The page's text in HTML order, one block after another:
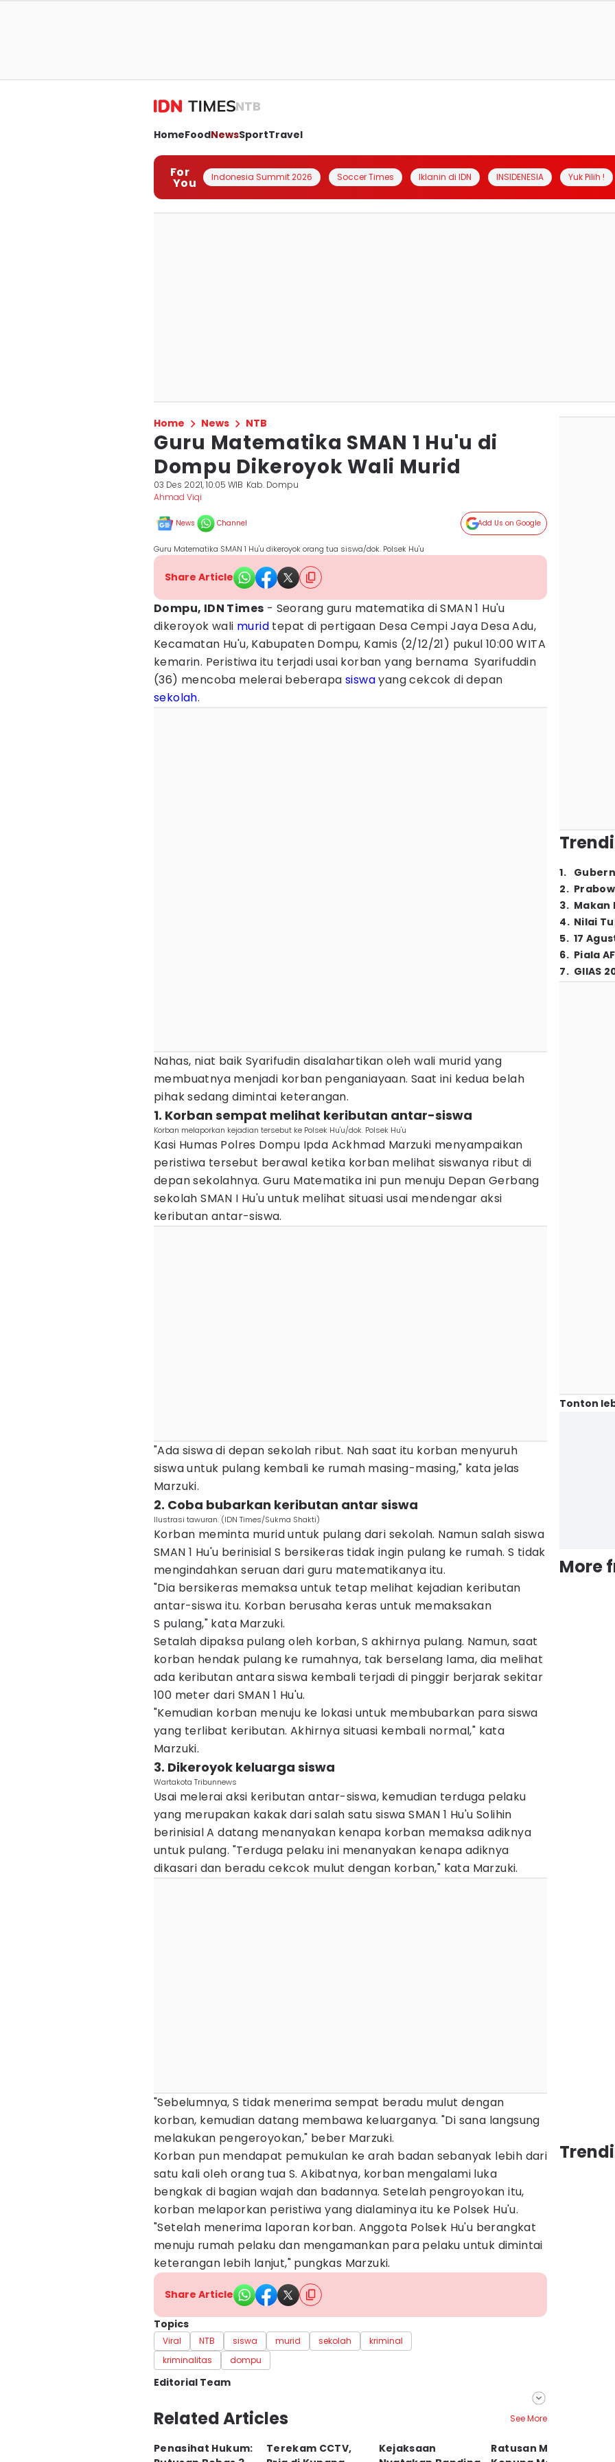
NTB
HomeFoodNewsSportTravel
For
You Indonesia Summit 2026 Soccer Times Iklanin di IDN INSIDENESIA Yuk Pilih !
Home News NTB
Guru Matematika SMAN 1 Hu'u di
Dompu Dikeroyok Wali Murid
03 Des 2021, 10:05 WIB Kab. Dompu
Ahmad Viqi
News Channel Add Us on Google
Guru Matematika SMAN 1 Hu'u dikeroyok orang tua siswa/dok. Polsek Hu'u
Share Article
Dompu, IDN Times - Seorang guru matematika di SMAN 1 Hu'u
dikeroyok wali murid tepat di pertigaan Desa Cempi Jaya Desa Adu,
Kecamatan Hu'u, Kabupaten Dompu, Kamis (2/12/21) pukul 10:00 WITA
kemarin. Peristiwa itu terjadi usai korban yang bernama Syarifuddin
(36) mencoba melerai beberapa siswayang cekcok di depan
sekolah.
Nahas, niat baik Syarifudin disalahartikan oleh wali murid yang
membuatnya menjadi korban penganiayaan. Saat ini kedua belah
pihak sedang dimintai keterangan.
1. Korban sempat melihat keributan antar-siswa
Korban melaporkan kejadian tersebut ke Polsek Hu'u/dok. Polsek Hu'u
Kasi Humas Polres Dompu Ipda Ackhmad Marzuki menyampaikan
peristiwa tersebut berawal ketika korban melihat siswanya ribut di
depan sekolahnya. Guru Matematika ini pun menuju Depan Gerbang
sekolah SMAN I Hu'u untuk melihat situasi usai mendengar aksi
keributan antar-siswa.
"Ada siswa di depan sekolah ribut. Nah saat itu korban menyuruh
siswa untuk pulang kembali ke rumah masing-masing," kata jelas
Marzuki.
2. Coba bubarkan keributan antar siswa
Ilustrasi tawuran. (IDN Times/Sukma Shakti)
Korban meminta murid untuk pulang dari sekolah. Namun salah siswa
SMAN 1 Hu'u berinisial S bersikeras tidak ingin pulang ke rumah. S tidak
mengindahkan seruan dari guru matematikanya itu.
"Dia bersikeras memaksa untuk tetap melihat kejadian keributan
antar-siswa itu. Korban berusaha keras untuk memaksakan
S pulang," kata Marzuki.
Setalah dipaksa pulang oleh korban, S akhirnya pulang. Namun, saat
korban hendak pulang ke rumahnya, tak berselang lama, dia melihat
ada keributan antara siswa kembali terjadi di pinggir berjarak sekitar
100 meter dari SMAN 1 Hu'u.
"Kemudian korban menuju ke lokasi untuk membubarkan para siswa
yang terlibat keributan. Akhirnya situasi kembali normal," kata
Marzuki.
3. Dikeroyok keluarga siswa
Wartakota Tribunnews
Usai melerai aksi keributan antar-siswa, kemudian terduga pelaku
yang merupakan kakak dari salah satu siswa SMAN 1 Hu'u Solihin
berinisial A datang menanyakan kenapa korban memaksa adiknya
untuk pulang. "Terduga pelaku ini menanyakan kenapa adiknya
dikasari dan beradu cekcok mulut dengan korban," kata Marzuki.
"Sebelumnya, S tidak menerima sempat beradu mulut dengan
korban, kemudian datang membawa keluarganya. "Di sana langsung
melakukan pengeroyokan," beber Marzuki.
Korban pun mendapat pemukulan ke arah badan sebanyak lebih dari
satu kali oleh orang tua S. Akibatnya, korban mengalami luka
bengkak di bagian wajah dan badannya. Setelah pengroyokan itu,
korban melaporkan peristiwa yang dialaminya itu ke Polsek Hu'u.
"Setelah menerima laporan korban. Anggota Polsek Hu'u berangkat
menuju rumah pelaku dan mengamankan para pelaku untuk dimintai
keterangan lebih lanjut," pungkas Marzuki.
Share Article
Topics
Viral NTB siswa murid sekolah
kriminal
kriminalitas
dompu
Editorial Team
Editor
Ahmad Viqi
Editor
Related Articles See More
Penasihat Hukum:
Terekam CCTV,
Kejaksaan
Ratusan Massa
1.
2.
3. Makan
4. Nilai
5. 17
6. Piala
7. GIIAS
Tonton
More